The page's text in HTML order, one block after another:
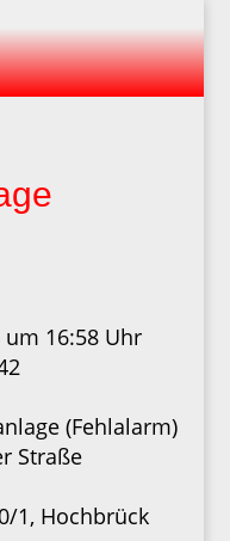
um 16:58 Uhr
(Fehlalarm)
Straße
1, Hochbrück